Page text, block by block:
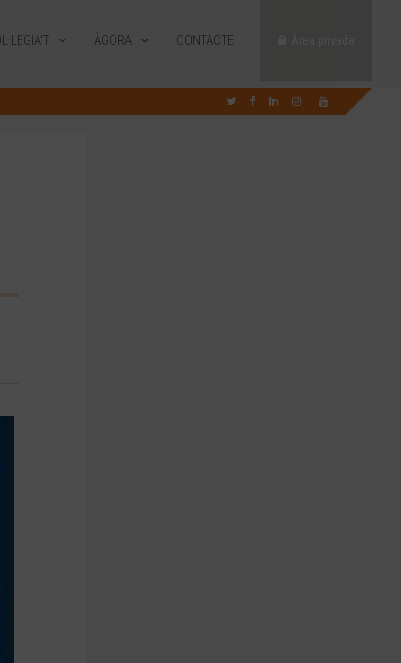
ÀGORA CONTACTE